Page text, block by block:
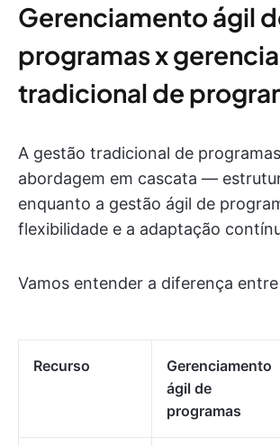
Gerenciamento ágil
programas x
tradicional de
A gestão tradicional de
abordagem em cascata —
enquanto a gestão ágil de
flexibilidade e a adaptação
Vamos entender a diferença
Recurso
Gerenciamento
ágil de
programas